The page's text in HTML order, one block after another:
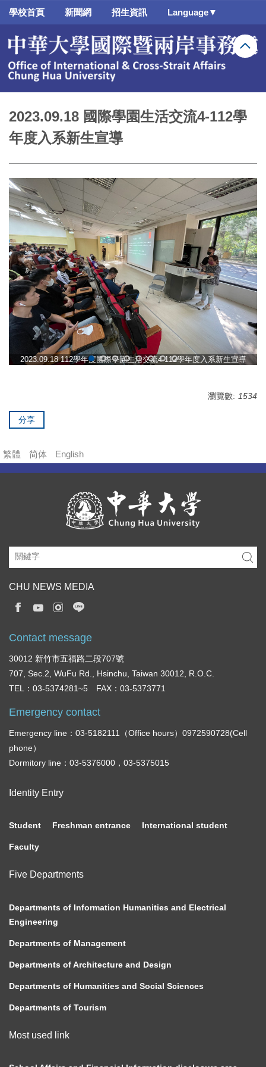
跳
要
容
學校首頁 新聞網 招生資訊 Language▼
2023.09.18 國際學園生活交流4-112學
年度入系新生宣導
2023.09.18 112學年度國際學園生活交流4-112學年度入系新生宣導
瀏覽數: 1534
分享
繁體 简体 English
CHU NEWS MEDIA
Contact message
30012 新竹市五福路二段707號
707, Sec.2, WuFu Rd., Hsinchu, Taiwan 30012, R.O.C.
TEL：03-5374281~5 FAX：03-5373771
Emergency contact
Emergency line：03-5182111（Office hours）0972590728(Cell
phone）
Dormitory line：03-5376000，03-5375015
Identity Entry
Student Freshman entrance International student
Faculty
Five Departments
Departments of Information Humanities and Electrical
Engineering
Departments of Management
Departments of Architecture and Design
Departments of Humanities and Social Sciences
Departments of Tourism
Most used link